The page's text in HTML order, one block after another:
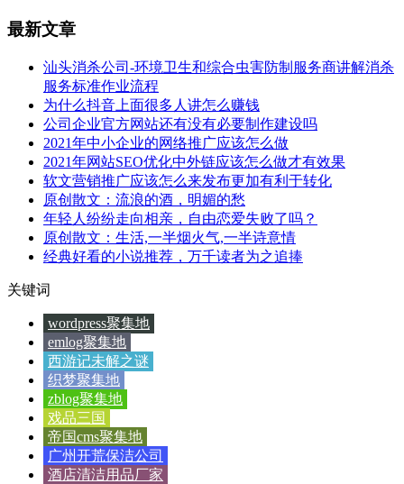
最新文章
汕头消杀公司-环境卫生和综合虫害防制服务商讲解消杀
服务标准作业流程
为什么抖音上面很多人讲怎么赚钱
公司企业官方网站还有没有必要制作建设吗
2021年中小企业的网络推广应该怎么做
2021年网站SEO优化中外链应该怎么做才有效果
软文营销推广应该怎么来发布更加有利于转化
原创散文：流浪的酒，明媚的愁
年轻人纷纷走向相亲，自由恋爱失败了吗？
原创散文：生活,一半烟火气,一半诗意情
经典好看的小说推荐，万千读者为之追捧
关键词
wordpress聚集地
emlog聚集地
西游记未解之谜
织梦聚集地
zblog聚集地
戏品三国
帝国cms聚集地
广州开荒保洁公司
酒店清洁用品厂家